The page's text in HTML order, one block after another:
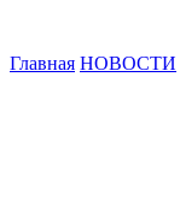
Главная НОВОСТИ